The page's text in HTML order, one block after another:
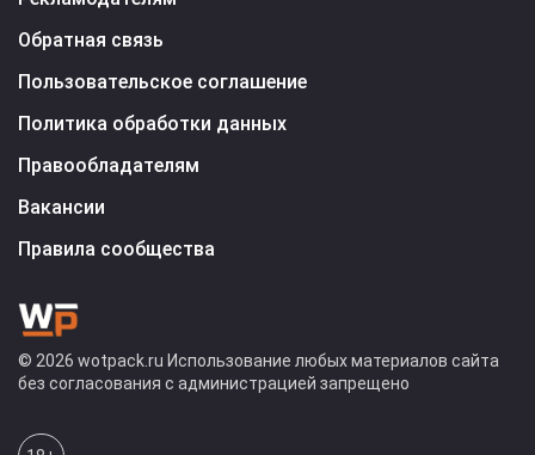
Обратная связь
Пользовательское соглашение
Политика обработки данных
Правообладателям
Вакансии
Правила сообщества
© 2026 wotpack.ru Использование любых материалов сайта
без согласования с администрацией запрещено